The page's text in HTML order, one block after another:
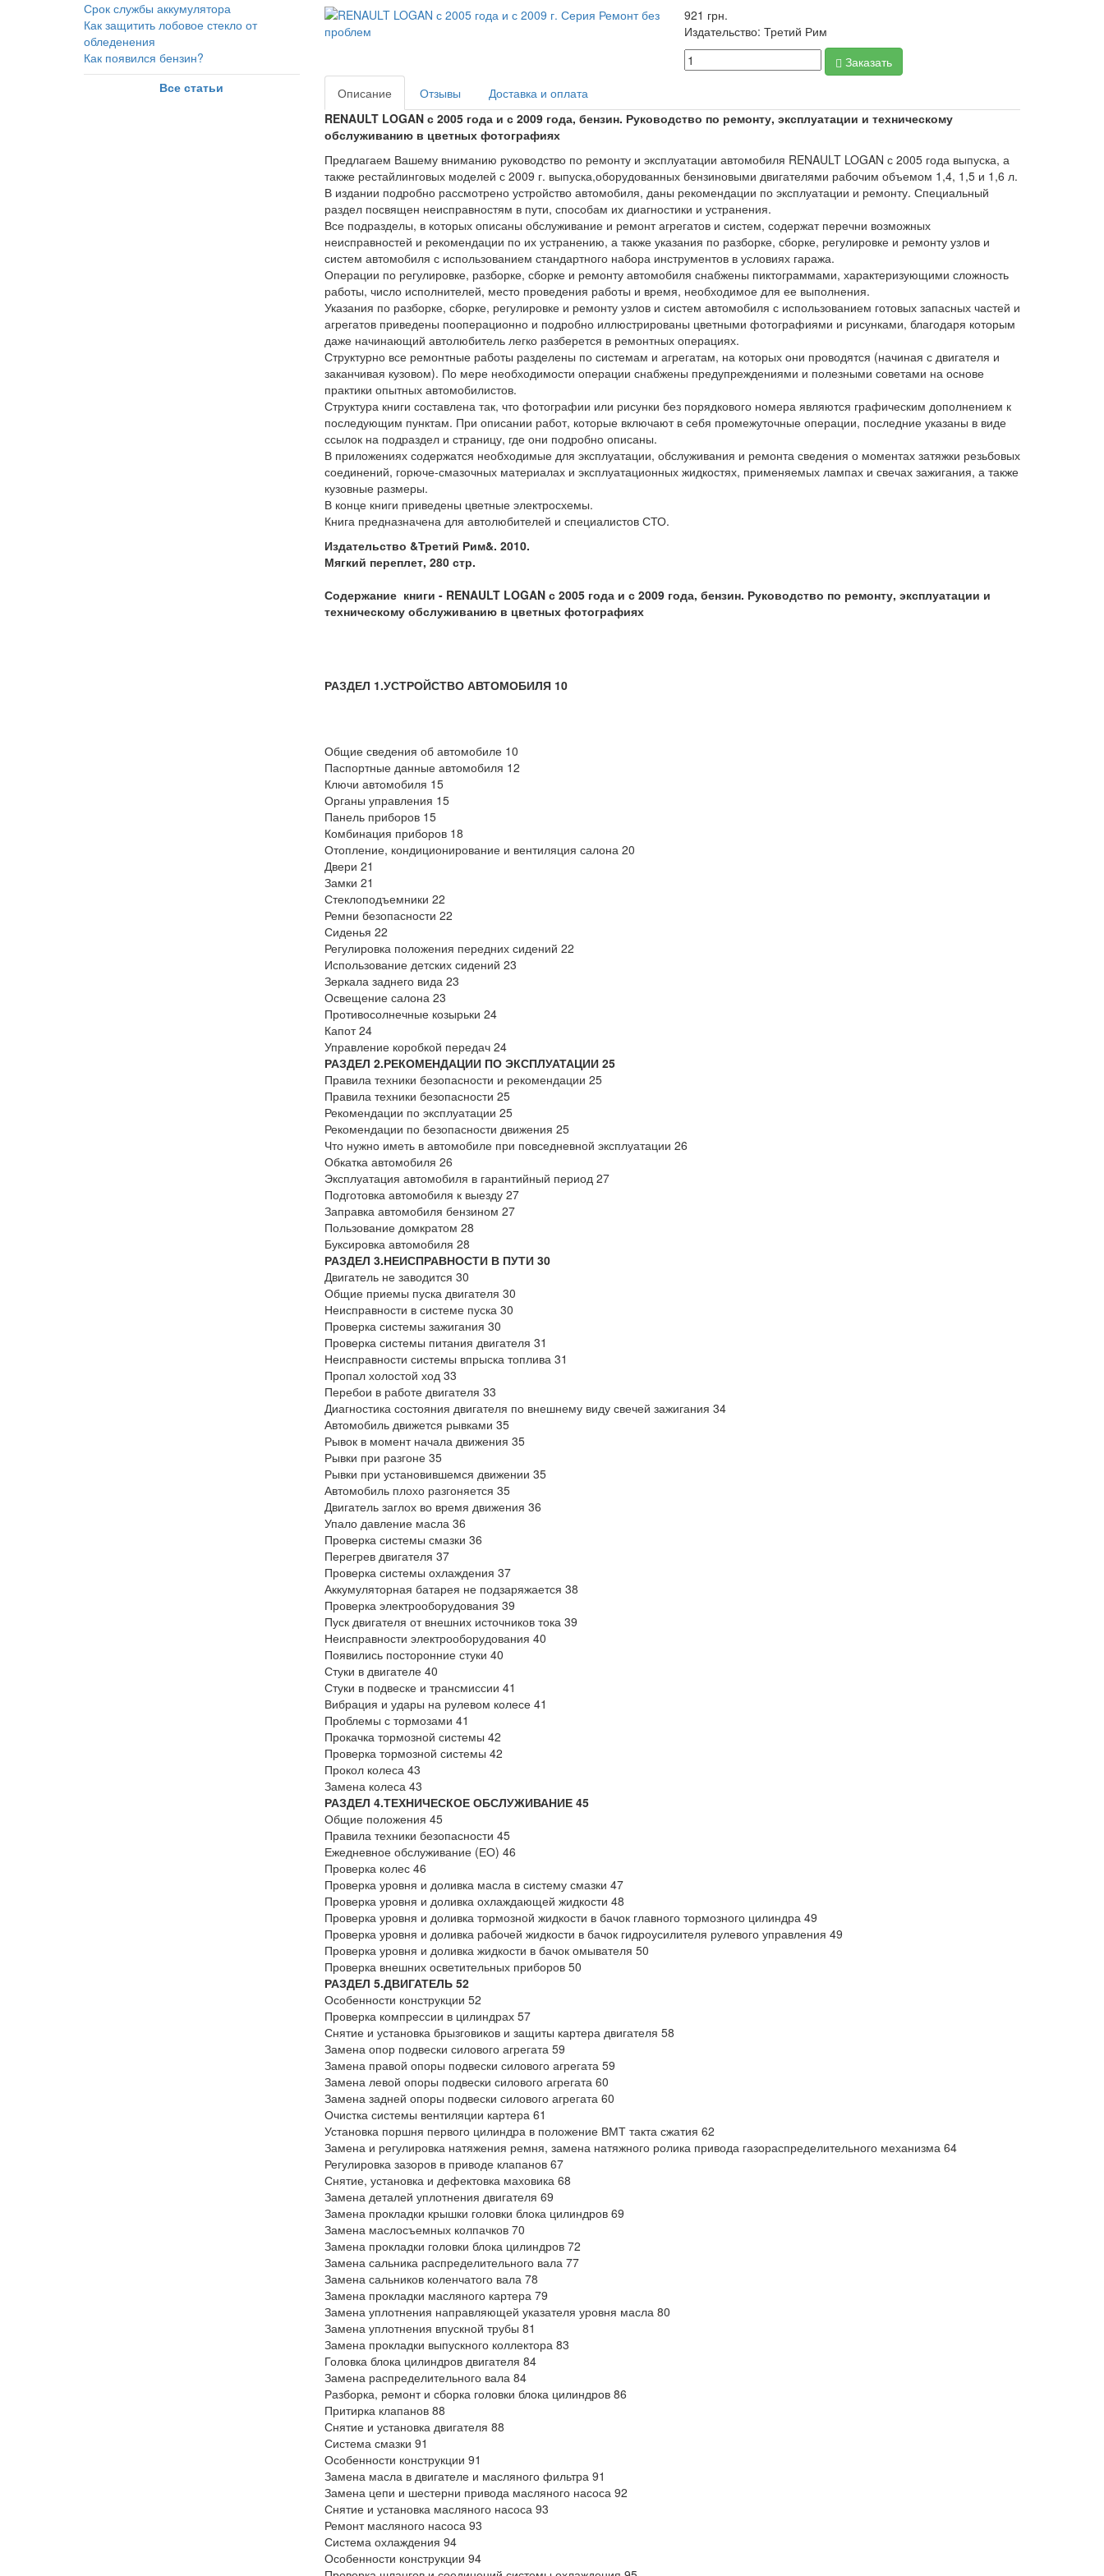
Срок службы аккумулятора
Как защитить лобовое стекло от
обледенения
Как появился бензин?
Все статьи
921 грн.
Издательство: Третий Рим
Заказать
Описание
Отзывы
Доставка и оплата
RENAULT LOGAN с 2005 года и с 2009 года, бензин. Руководство по ремонту, эксплуатации и техническому
обслуживанию в цветных фотографиях
Предлагаем Вашему вниманию руководство по ремонту и эксплуатации автомобиля RENAULT LOGAN с 2005 года выпуска, а
также рестайлинговых моделей с 2009 г. выпуска,оборудованных бензиновыми двигателями рабочим объемом 1,4, 1,5 и 1,6 л.
В издании подробно рассмотрено устройство автомобиля, даны рекомендации по эксплуатации и ремонту. Специальный
раздел посвящен неисправностям в пути, способам их диагностики и устранения.
Все подразделы, в которых описаны обслуживание и ремонт агрегатов и систем, содержат перечни возможных
неисправностей и рекомендации по их устранению, а также указания по разборке, сборке, регулировке и ремонту узлов и
систем автомобиля с использованием стандартного набора инструментов в условиях гаража.
Операции по регулировке, разборке, сборке и ремонту автомобиля снабжены пиктограммами, характеризующими сложность
работы, число исполнителей, место проведения работы и время, необходимое для ее выполнения.
Указания по разборке, сборке, регулировке и ремонту узлов и систем автомобиля с использованием готовых запасных частей и
агрегатов приведены пооперационно и подробно иллюстрированы цветными фотографиями и рисунками, благодаря которым
даже начинающий автолюбитель легко разберется в ремонтных операциях.
Структурно все ремонтные работы разделены по системам и агрегатам, на которых они проводятся (начиная с двигателя и
заканчивая кузовом). По мере необходимости операции снабжены предупреждениями и полезными советами на основе
практики опытных автомобилистов.
Структура книги составлена так, что фотографии или рисунки без порядкового номера являются графическим дополнением к
последующим пунктам. При описании работ, которые включают в себя промежуточные операции, последние указаны в виде
ссылок на подраздел и страницу, где они подробно описаны.
В приложениях содержатся необходимые для эксплуатации, обслуживания и ремонта сведения о моментах затяжки резьбовых
соединений, горюче-смазочных материалах и эксплуатационных жидкостях, применяемых лампах и свечах зажигания, а также
кузовные размеры.
В конце книги приведены цветные электросхемы.
Книга предназначена для автолюбителей и специалистов СТО.
Издательство &Третий Рим&. 2010.
Мягкий переплет, 280 стр.
Содержание книги - RENAULT LOGAN с 2005 года и с 2009 года, бензин. Руководство по ремонту, эксплуатации и
техническому обслуживанию в цветных фотографиях
РАЗДЕЛ 1.УСТРОЙСТВО АВТОМОБИЛЯ 10
Общие сведения об автомобиле 10
Паспортные данные автомобиля 12
Ключи автомобиля 15
Органы управления 15
Панель приборов 15
Комбинация приборов 18
Отопление, кондиционирование и вентиляция салона 20
Двери 21
Замки 21
Стеклоподъемники 22
Ремни безопасности 22
Сиденья 22
Регулировка положения передних сидений 22
Использование детских сидений 23
Зеркала заднего вида 23
Освещение салона 23
Противосолнечные козырьки 24
Капот 24
Управление коробкой передач 24
РАЗДЕЛ 2.РЕКОМЕНДАЦИИ ПО ЭКСПЛУАТАЦИИ 25
Правила техники безопасности и рекомендации 25
Правила техники безопасности 25
Рекомендации по эксплуатации 25
Рекомендации по безопасности движения 25
Что нужно иметь в автомобиле при повседневной эксплуатации 26
Обкатка автомобиля 26
Эксплуатация автомобиля в гарантийный период 27
Подготовка автомобиля к выезду 27
Заправка автомобиля бензином 27
Пользование домкратом 28
Буксировка автомобиля 28
РАЗДЕЛ 3.НЕИСПРАВНОСТИ В ПУТИ 30
Двигатель не заводится 30
Общие приемы пуска двигателя 30
Неисправности в системе пуска 30
Проверка системы зажигания 30
Проверка системы питания двигателя 31
Неисправности системы впрыска топлива 31
Пропал холостой ход 33
Перебои в работе двигателя 33
Диагностика состояния двигателя по внешнему виду свечей зажигания 34
Автомобиль движется рывками 35
Рывок в момент начала движения 35
Рывки при разгоне 35
Рывки при установившемся движении 35
Автомобиль плохо разгоняется 35
Двигатель заглох во время движения 36
Упало давление масла 36
Проверка системы смазки 36
Перегрев двигателя 37
Проверка системы охлаждения 37
Аккумуляторная батарея не подзаряжается 38
Проверка электрооборудования 39
Пуск двигателя от внешних источников тока 39
Неисправности электрооборудования 40
Появились посторонние стуки 40
Стуки в двигателе 40
Стуки в подвеске и трансмиссии 41
Вибрация и удары на рулевом колесе 41
Проблемы с тормозами 41
Прокачка тормозной системы 42
Проверка тормозной системы 42
Прокол колеса 43
Замена колеса 43
РАЗДЕЛ 4.ТЕХНИЧЕСКОЕ ОБСЛУЖИВАНИЕ 45
Общие положения 45
Правила техники безопасности 45
Ежедневное обслуживание (ЕО) 46
Проверка колес 46
Проверка уровня и доливка масла в систему смазки 47
Проверка уровня и доливка охлаждающей жидкости 48
Проверка уровня и доливка тормозной жидкости в бачок главного тормозного цилиндра 49
Проверка уровня и доливка рабочей жидкости в бачок гидроусилителя рулевого управления 49
Проверка уровня и доливка жидкости в бачок омывателя 50
Проверка внешних осветительных приборов 50
РАЗДЕЛ 5.ДВИГАТЕЛЬ 52
Особенности конструкции 52
Проверка компрессии в цилиндрах 57
Снятие и установка брызговиков и защиты картера двигателя 58
Замена опор подвески силового агрегата 59
Замена правой опоры подвески силового агрегата 59
Замена левой опоры подвески силового агрегата 60
Замена задней опоры подвески силового агрегата 60
Очистка системы вентиляции картера 61
Установка поршня первого цилиндра в положение ВМТ такта сжатия 62
Замена и регулировка натяжения ремня, замена натяжного ролика привода газораспределительного механизма 64
Регулировка зазоров в приводе клапанов 67
Снятие, установка и дефектовка маховика 68
Замена деталей уплотнения двигателя 69
Замена прокладки крышки головки блока цилиндров 69
Замена маслосъемных колпачков 70
Замена прокладки головки блока цилиндров 72
Замена сальника распределительного вала 77
Замена сальников коленчатого вала 78
Замена прокладки масляного картера 79
Замена уплотнения направляющей указателя уровня масла 80
Замена уплотнения впускной трубы 81
Замена прокладки выпускного коллектора 83
Головка блока цилиндров двигателя 84
Замена распределительного вала 84
Разборка, ремонт и сборка головки блока цилиндров 86
Притирка клапанов 88
Снятие и установка двигателя 88
Система смазки 91
Особенности конструкции 91
Замена масла в двигателе и масляного фильтра 91
Замена цепи и шестерни привода масляного насоса 92
Снятие и установка масляного насоса 93
Ремонт масляного насоса 93
Система охлаждения 94
Особенности конструкции 94